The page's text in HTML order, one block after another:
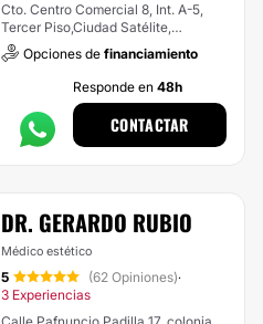
Cto. Centro Comercial 8, Int. A-5,
Tercer Piso,Ciudad Satélite,
Naucalpan de Juárez
Opciones de financiamiento
Responde en 48h
CONTACTAR
DR. GERARDO RUBIO
Médico estético
5 (62 Opiniones)·
3 Experiencias